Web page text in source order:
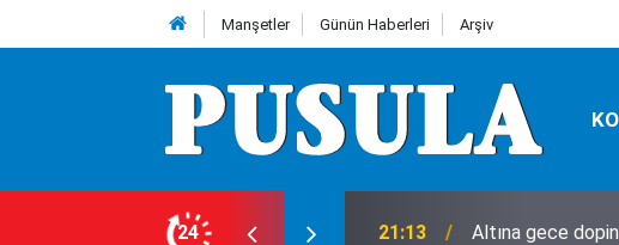
Manşetler Günün Haberleri Arşiv
24 18:00 Konya’da bugün